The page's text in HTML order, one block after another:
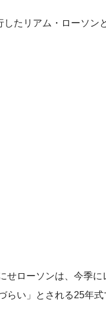
たリアム・ローソン
ローソンは、今季に
らい」とされる25年